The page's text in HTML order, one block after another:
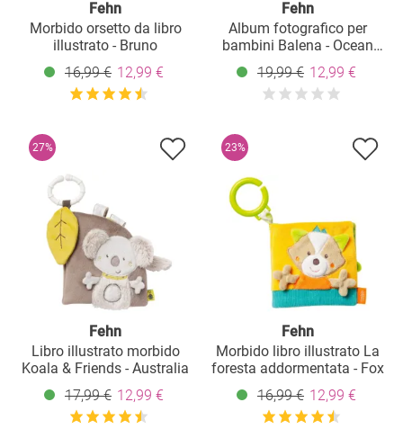
Fehn
Morbido orsetto da libro
illustrato - Bruno
16,99 € 12,99 €
Fehn
Album fotografico per
bambini Balena - Ocean
Club
19,99 € 12,99 €
27%
Fehn
Libro illustrato morbido
Koala & Friends - Australia
17,99 € 12,99 €
23%
Fehn
Morbido libro illustrato La
foresta addormentata - Fox
16,99 € 12,99 €